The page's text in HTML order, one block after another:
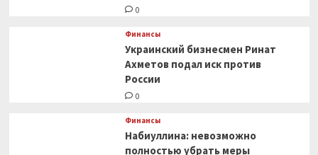
0
Финансы
Украинский бизнесмен Ринат
Ахметов подал иск против
России
0
Финансы
Набиуллина: невозможно
полностью убрать меры